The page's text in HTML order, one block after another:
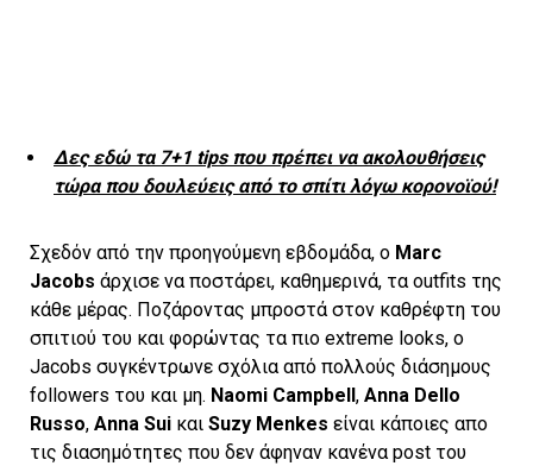
Δες εδώ τα 7+1 tips που πρέπει να ακολουθήσεις
τώρα που δουλεύεις από το σπίτι λόγω κορονοϊού!
Σχεδόν από την προηγούμενη εβδομάδα, ο Marc
Jacobs άρχισε να ποστάρει, καθημερινά, τα outfits της
κάθε μέρας. Ποζάροντας μπροστά στον καθρέφτη του
σπιτιού του και φορώντας τα πιο extreme looks, ο
Jacobs συγκέντρωνε σχόλια από πολλούς διάσημους
followers του και μη. Naomi Campbell , Anna Dello
Russo, Anna Sui και Suzy Menkes είναι κάποιες απο
τις διασημότητες που δεν άφηναν κανένα post του